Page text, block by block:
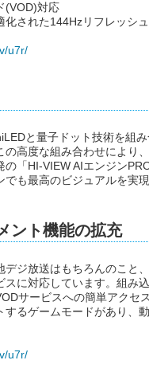
(VOD)対応
された144Hzリフレッシ
u7r/
と量子ドット技術を組
の高度な組み合わせにより
の「HI-VIEW AIエンジン
も最高のビジュアルを実現
ント機能の拡充
デジ放送はもちろんのこ
に対応しています。組み
サービスへの簡単アクセ
するゲームモードがあり、
u7r/